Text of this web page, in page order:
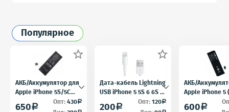
Популярное

АКБ/Аккумулятор для
Apple iPhone 5S/5C
(Айфон 5C/5Ц) тех.
650a Опт:430a

Дата-кабель Lightning
USB iPhone 5 5S 6 6S 7
для iPad 4 iPad mini
200a Опт:120a
АКБ/
Apple iPhone
5) тех.
600a